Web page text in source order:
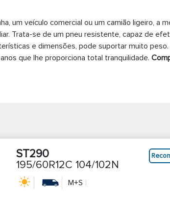
um veículo comercial ou um camião ligeiro, a
Trata-se de um pneu resistente, capaz de
e dimensões, pode suportar muito
que lhe proporciona total tranquilidade.
ST290
195/60R12C 104/102N
M+S